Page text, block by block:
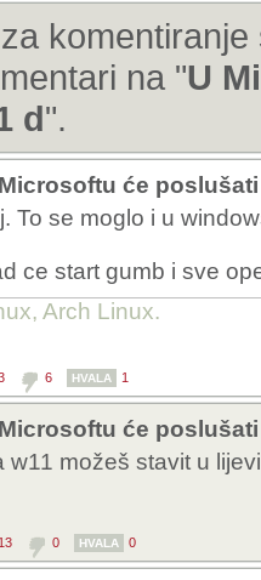
na "U
d".
će
To se moglo i u
ce start gumb i sve
Arch Linux.
6 HVALA 1
će
w11 možeš stavit u
13 0 HVALA 0